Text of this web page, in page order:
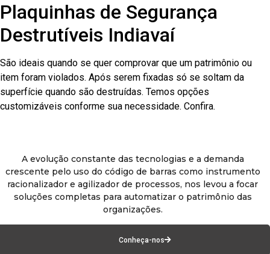
Plaquinhas de Segurança
Destrutíveis Indiavaí
São ideais quando se quer comprovar que um patrimônio ou
item foram violados. Após serem fixadas só se soltam da
superfície quando são destruídas. Temos opções
customizáveis conforme sua necessidade. Confira.
A evolução constante das tecnologias e a demanda
crescente pelo uso do código de barras como instrumento
racionalizador e agilizador de processos, nos levou a focar
soluções completas para automatizar o patrimônio das
organizações.
Conheça-nos